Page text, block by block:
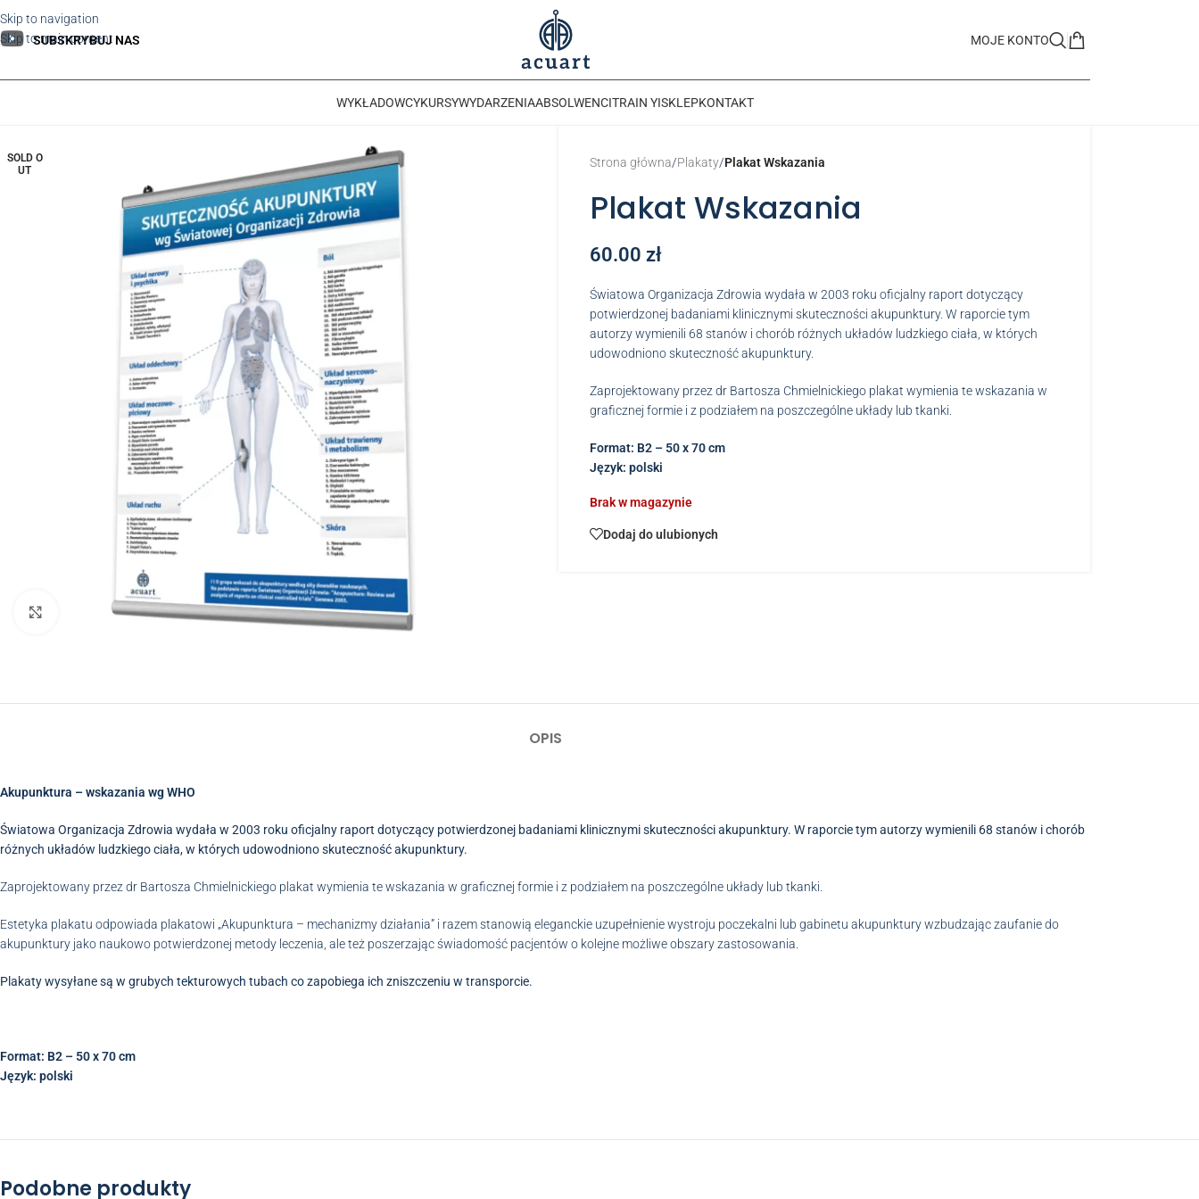
Skip to navigation
Skip to main content
SUBSKRYBUJ NAS MOJE KONTO
WYKŁADOWCYKURSYWYDARZENIAABSOLWENCITRAIN YISKLEPKONTAKT
SOLD O
UT
Click to enlarge
Strona główna/Plakaty/Plakat Wskazania
Plakat Wskazania
60.00 zł
Światowa Organizacja Zdrowia wydała w 2003 roku oficjalny raport dotyczący
potwierdzonej badaniami klinicznymi skuteczności akupunktury. W raporcie tym
autorzy wymienili 68 stanów i chorób różnych układów ludzkiego ciała, w których
udowodniono skuteczność akupunktury.
Zaprojektowany przez dr Bartosza Chmielnickiego plakat wymienia te wskazania w
graficznej formie i z podziałem na poszczególne układy lub tkanki.
Format: B2 – 50 x 70 cm
Język: polski
Brak w magazynie
Dodaj do ulubionych
OPIS
Akupunktura – wskazania wg WHO
Światowa Organizacja Zdrowia wydała w 2003 roku oficjalny raport dotyczący potwierdzonej badaniami klinicznymi skuteczności akupunktury. W raporcie tym autorzy wymienili 68 stanów i chorób
różnych układów ludzkiego ciała, w których udowodniono skuteczność akupunktury.
Zaprojektowany przez dr Bartosza Chmielnickiego plakat wymienia te wskazania w graficznej formie i z podziałem na poszczególne układy lub tkanki.
Estetyka plakatu odpowiada plakatowi „Akupunktura – mechanizmy działania” i razem stanowią eleganckie uzupełnienie wystroju poczekalni lub gabinetu akupunktury wzbudzając zaufanie do
akupunktury jako naukowo potwierdzonej metody leczenia, ale też poszerzając świadomość pacjentów o kolejne możliwe obszary zastosowania.
Plakaty wysyłane są w grubych tekturowych tubach co zapobiega ich zniszczeniu w transporcie.
Format: B2 – 50 x 70 cm
Język: polski
Podobne produkty